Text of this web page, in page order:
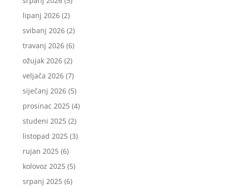
lipanj 2026(2)
svibanj 2026(2)
travanj 2026(6)
ožujak 2026(2)
veljača 2026(7)
siječanj 2026(5)
prosinac 2025(4)
studeni 2025(2)
listopad 2025(3)
rujan 2025(6)
kolovoz 2025(5)
srpanj 2025(6)